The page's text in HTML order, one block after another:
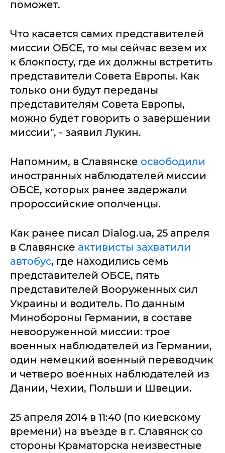
поможет.
Что касается самих представителей
миссии ОБСЕ, то мы сейчас везем их
к блокпосту, где их должны встретить
представители Совета Европы. Как
только они будут переданы
представителям Совета Европы,
можно будет говорить о завершении
миссии", - заявил Лукин.
Напомним, в Славянске освободили
иностранных наблюдателей миссии
ОБСЕ, которых ранее задержали
пророссийские ополченцы.
Как ранее писал Dialog.ua, 25 апреля
в Славянске активисты захватили
автобус, где находились семь
представителей ОБСЕ, пять
представителей Вооруженных сил
Украины и водитель. По данным
Минобороны Германии, в составе
невооруженной миссии: трое
военных наблюдателей из Германии,
один немецкий военный переводчик
и четверо военных наблюдателей из
Дании, Чехии, Польши и Швеции.
25 апреля 2014 в 11:40 (по киевскому
времени) на въезде в г. Славянск со
стороны Краматорска неизвестные